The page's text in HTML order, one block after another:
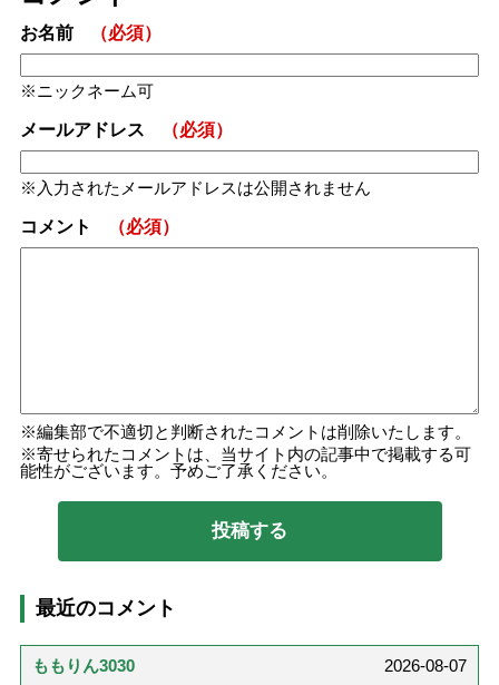
お名前 （必須）
ニックネーム可
メールアドレス （必須）
入力されたメールアドレスは公開されません
コメント （必須）
編集部で不適切と判断されたコメントは削除いたします。
寄せられたコメントは、当サイト内の記事中で掲載する可
能性がございます。予めご了承ください。
最近のコメント
ももりん3030
2026-08-07